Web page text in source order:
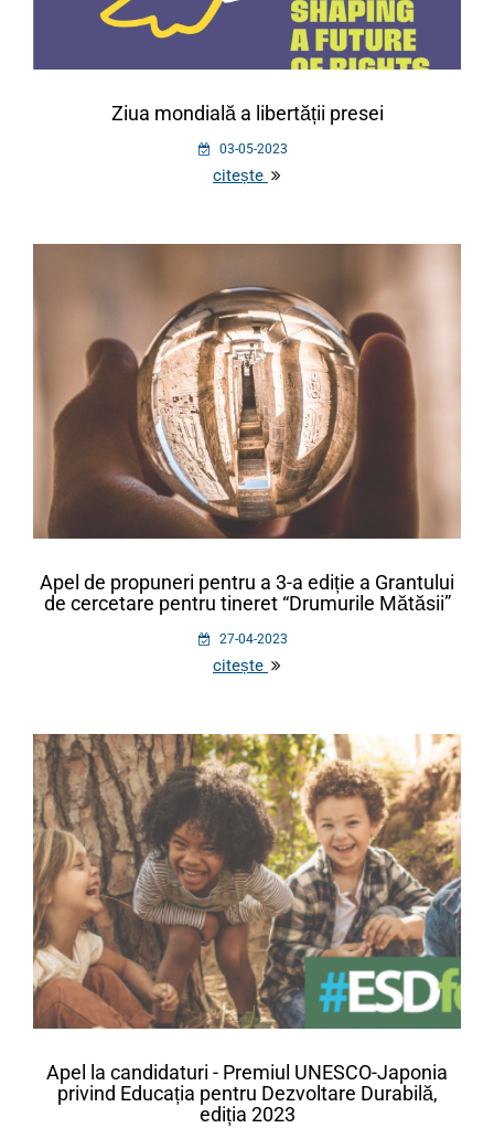
Ziua mondială a libertății presei
03-05-2023
citește
Apel de propuneri pentru a 3-a ediție a Grantului
de cercetare pentru tineret “Drumurile Mătăsii”
27-04-2023
citește
Apel la candidaturi - Premiul UNESCO-Japonia
privind Educația pentru Dezvoltare Durabilă,
ediția 2023